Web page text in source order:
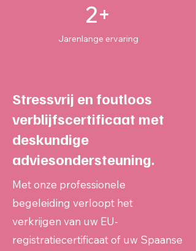
2+
Jarenlange ervaring
Stressvrij en foutloos
verblijfscertificaat met
deskundige
adviesondersteuning.
Met onze professionele
begeleiding verloopt het
verkrijgen van uw EU-
registratiecertificaat of uw Spaanse